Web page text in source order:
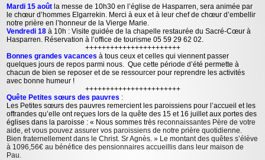
Mardi 15 aoûtla messe de 10h30 en l’église de Hasparren, sera animée par
le chœur d’hommes Elgarrekin. Merci à eux et à leur chef de chœur d’embellir
notre prière en l’honneur de la Vierge Marie.
Vendredi 18 à 10h : Visite guidée de la chapelle restaurée du Sacré-Cœur à
Hasparren. Réservation à l’office de tourisme 05 59 29 62 02.
+++++++++++++++++++++++
Bonnes grandes vacances à tous ceux et celles qui viennent passer
quelques jours de repos parmi nous. Que cette période d’été permette à
chacun de bien se reposer et de se ressourcer pour reprendre les activités
avec bonne humeur !
+++++++++++++++++++++++
Quête Petites sœurs des pauvres :
Les Petites sœurs des pauvres remercient les paroissiens pour l’accueil et les
offrandes qu’elle ont reçues lors de la quête des 15 et 16 juillet aux portes des
églises dans la paroisse : « Nous sommes très reconnaissantes Père de votre
aide, et vous pouvez assurer vos paroissiens de notre prière quotidienne.
Bien fraternellement dans le Christ. Sr Agnès. » Le montant des quêtes s’élève
à 1096,56€ au bénéfice des pensionnaires accueillis dans leur maison de
Pau.